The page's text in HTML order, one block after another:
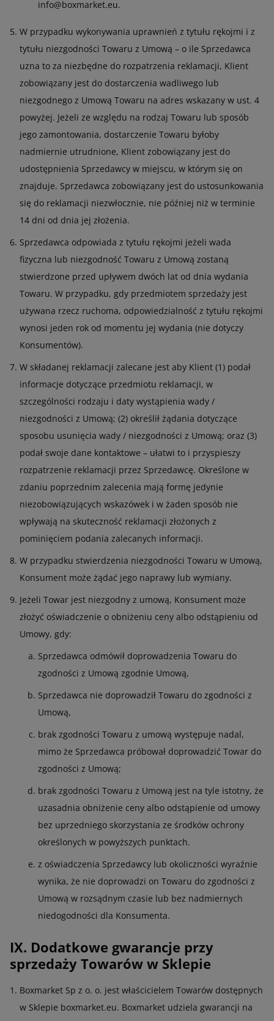
info@boxmarket.eu.
W przypadku wykonywania uprawnień z tytułu rękojmi i z
tytułu niezgodności Towaru z Umową – o ile Sprzedawca
uzna to za niezbędne do rozpatrzenia reklamacji, Klient
zobowiązany jest do dostarczenia wadliwego lub
niezgodnego z Umową Towaru na adres wskazany w ust. 4
powyżej. Jeżeli ze względu na rodzaj Towaru lub sposób
jego zamontowania, dostarczenie Towaru byłoby
nadmiernie utrudnione, Klient zobowiązany jest do
udostępnienia Sprzedawcy w miejscu, w którym się on
znajduje. Sprzedawca zobowiązany jest do ustosunkowania
się do reklamacji niezwłocznie, nie później niż w terminie
14 dni od dnia jej złożenia.
Sprzedawca odpowiada z tytułu rękojmi jeżeli wada
fizyczna lub niezgodność Towaru z Umową zostaną
stwierdzone przed upływem dwóch lat od dnia wydania
Towaru. W przypadku, gdy przedmiotem sprzedaży jest
używana rzecz ruchoma, odpowiedzialność z tytułu rękojmi
wynosi jeden rok od momentu jej wydania (nie dotyczy
Konsumentów).
W składanej reklamacji zalecane jest aby Klient (1) podał
informacje dotyczące przedmiotu reklamacji, w
szczególności rodzaju i daty wystąpienia wady /
niezgodności z Umową; (2) określił żądania dotyczące
sposobu usunięcia wady / niezgodności z Umową; oraz (3)
podał swoje dane kontaktowe – ułatwi to i przyspieszy
rozpatrzenie reklamacji przez Sprzedawcę. Określone w
zdaniu poprzednim zalecenia mają formę jedynie
niezobowiązujących wskazówek i w żaden sposób nie
wpływają na skuteczność reklamacji złożonych z
pominięciem podania zalecanych informacji.
W przypadku stwierdzenia niezgodności Towaru w Umową,
Konsument może żądać jego naprawy lub wymiany.
Jeżeli Towar jest niezgodny z umową, Konsument może
złożyć oświadczenie o obniżeniu ceny albo odstąpieniu od
Umowy, gdy:
Sprzedawca odmówił doprowadzenia Towaru do
zgodności z Umową zgodnie Umową,
Sprzedawca nie doprowadził Towaru do zgodności z
Umową,
brak zgodności Towaru z umową występuje nadal,
mimo że Sprzedawca próbował doprowadzić Towar do
zgodności z Umową;
brak zgodności Towaru z Umową jest na tyle istotny, że
uzasadnia obniżenie ceny albo odstąpienie od umowy
bez uprzedniego skorzystania ze środków ochrony
określonych w powyższych punktach.
z oświadczenia Sprzedawcy lub okoliczności wyraźnie
wynika, że nie doprowadzi on Towaru do zgodności z
Umową w rozsądnym czasie lub bez nadmiernych
niedogodności dla Konsumenta.
IX. Dodatkowe gwarancje przy
sprzedaży Towarów w Sklepie
Boxmarket Sp z o. o. jest właścicielem Towarów dostępnych
w Sklepie boxmarket.eu. Boxmarket udziela gwarancji na